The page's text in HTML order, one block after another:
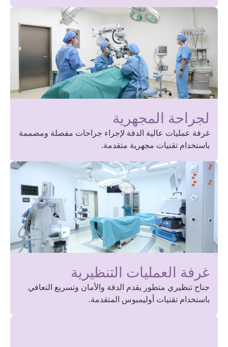
لجراحة المجهرية
غرفة عمليات عالية الدقة لإجراء جراحات مفصلة ومصممة
باستخدام تقنيات مجهرية متقدمة.
غرفة العمليات التنظيرية
جناح تنظيري متطور يقدم الدقة والأمان وتسريع التعافي
باستخدام تقنيات أوليمبوس المتقدمة.